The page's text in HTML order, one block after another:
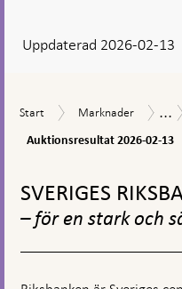
visas
Uppdaterad 2026-02-13
Start
Start Marknader
Marknader ...
Auktionsresultat 2026-02-13
toppnavigation
SVERIGES
– för en stark och